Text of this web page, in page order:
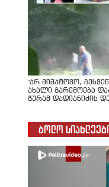
"არ მიმატოვო,
ახალი გარემოება
გურამ დადიანიძის
ბოლო